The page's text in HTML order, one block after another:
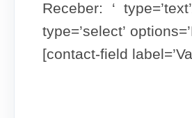
Receber: ‘
type=’select’
[contact-field